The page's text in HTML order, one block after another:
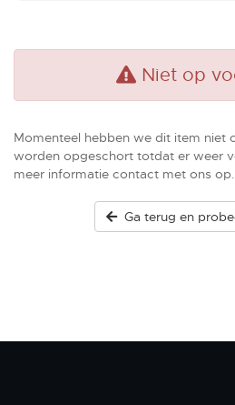
Niet op
Momenteel hebben we dit item niet
worden opgeschort totdat er weer
meer informatie contact met ons op.
Ga terug en